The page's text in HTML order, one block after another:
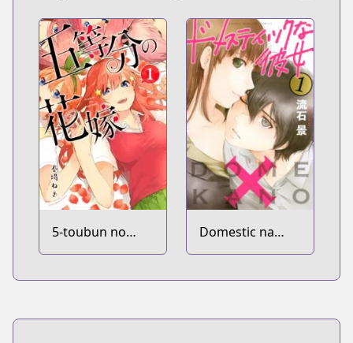
5-toubun no
Hanayome
Domestic na
Kanojo